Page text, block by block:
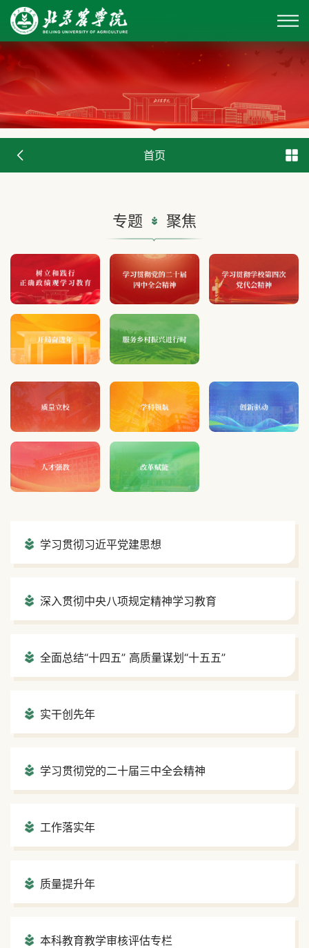
首页
专题 聚焦
学习贯彻习近平党建思想
深入贯彻中央八项规定精神学习教育
全面总结“十四五” 高质量谋划“十五五”
实干创先年
学习贯彻党的二十届三中全会精神
工作落实年
质量提升年
本科教育教学审核评估专栏